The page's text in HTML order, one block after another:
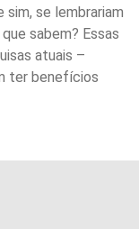
sim, se lembrariam
sabem? Essas
atuais –
ter benefícios